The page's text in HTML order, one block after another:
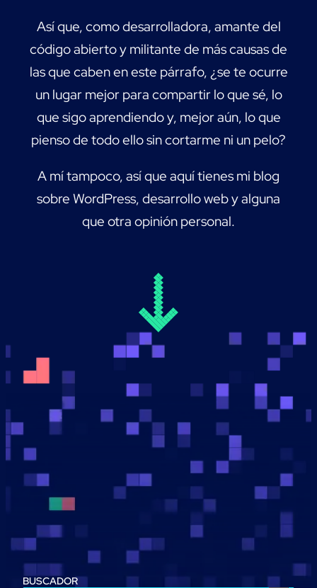
Así que, como desarrolladora, amante del
código abierto y militante de más causas de
las que caben en este párrafo, ¿se te ocurre
un lugar mejor para compartir lo que sé, lo
que sigo aprendiendo y, mejor aún, lo que
pienso de todo ello sin cortarme ni un pelo?
A mí tampoco, así que aquí tienes mi blog
sobre WordPress, desarrollo web y alguna
que otra opinión personal.
BUSCADOR